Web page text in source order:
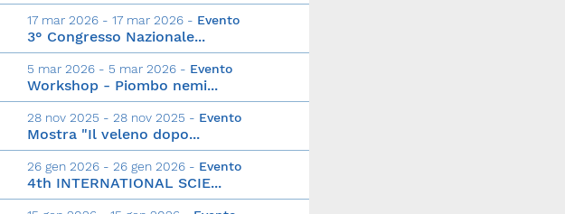
17 mar 2026 - 17 mar 2026 - Evento
3° Congresso Nazionale...
5 mar 2026 - 5 mar 2026 - Evento
Workshop - Piombo nemi...
28 nov 2025 - 28 nov 2025 - Evento
Mostra "Il veleno dopo...
26 gen 2026 - 26 gen 2026 - Evento
4th INTERNATIONAL SCIE...